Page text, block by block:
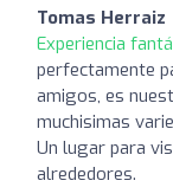
Tomas Herraiz
Experiencia
perfectamente
amigos, es
muchisimas
Un lugar para
alrededores.